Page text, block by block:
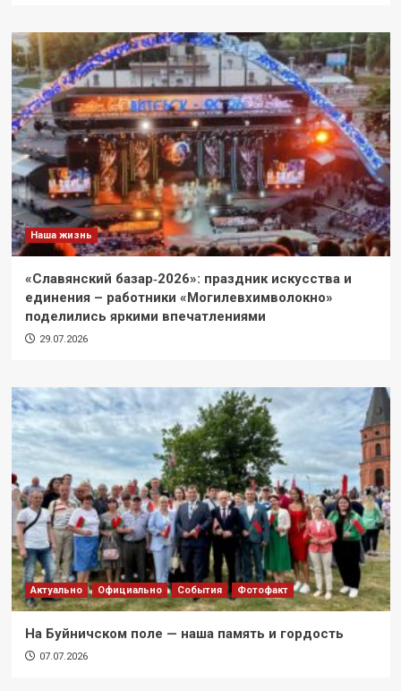
Наша жизнь
«Славянский базар‑2026»: праздник искусства и
единения – работники «Могилевхимволокно»
поделились яркими впечатлениями
29.07.2026
Актуально Официально События Фотофакт
На Буйничском поле — наша память и гордость
07.07.2026